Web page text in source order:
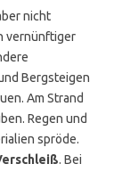
nicht
vernünftiger
Bergsteigen
Am Strand
Regen und
spröde.
. Bei